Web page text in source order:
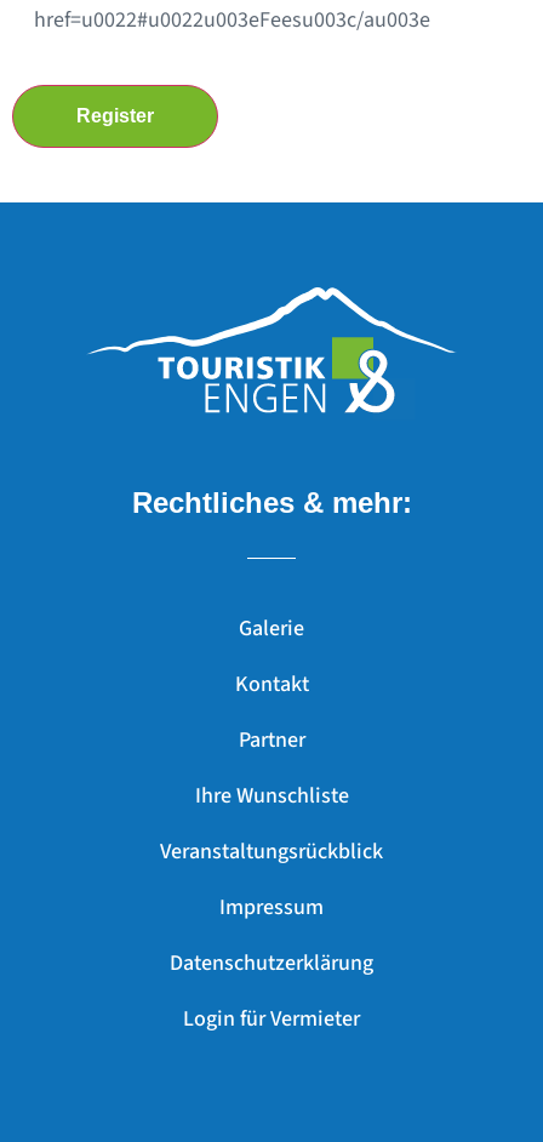
href=u0022#u0022u003eFeesu003c/au003e
Register
Rechtliches & mehr:
Galerie
Kontakt
Partner
Ihre Wunschliste
Veranstaltungsrückblick
Impressum
Datenschutzerklärung
Login für Vermieter